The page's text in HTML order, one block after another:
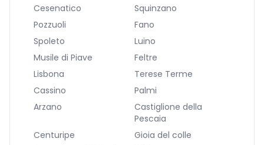
Cesenatico
Squinzano
Pozzuoli
Fano
Spoleto
Luino
Musile di Piave
Feltre
Lisbona
Terese Terme
Cassino
Palmi
Arzano
Castiglione della
Pescaia
Centuripe
Gioia del colle